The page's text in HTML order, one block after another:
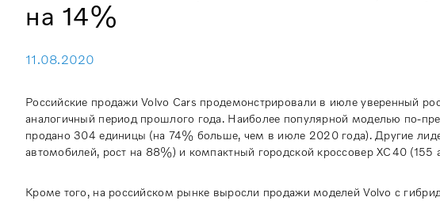
на 14%
11.08.2020
Российские продажи Volvo Cars продемонстрировали в июле уверенный
аналогичный период прошлого года. Наиболее популярной моделью по-
продано 304 единицы (на 74% больше, чем в июле 2020 года). Другие
автомобилей, рост на 88%) и компактный городской кроссовер XC40 (155
Кроме того, на российском рынке выросли продажи моделей Volvo с